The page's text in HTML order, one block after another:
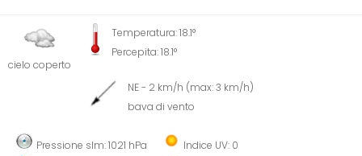
cielo coperto
Temperatura: 18.1°
Percepita: 18.1°
NE - 2 km/h (max: 3 km/h)
bava di vento
Pressione slm: 1021 hPa
Indice UV: 0